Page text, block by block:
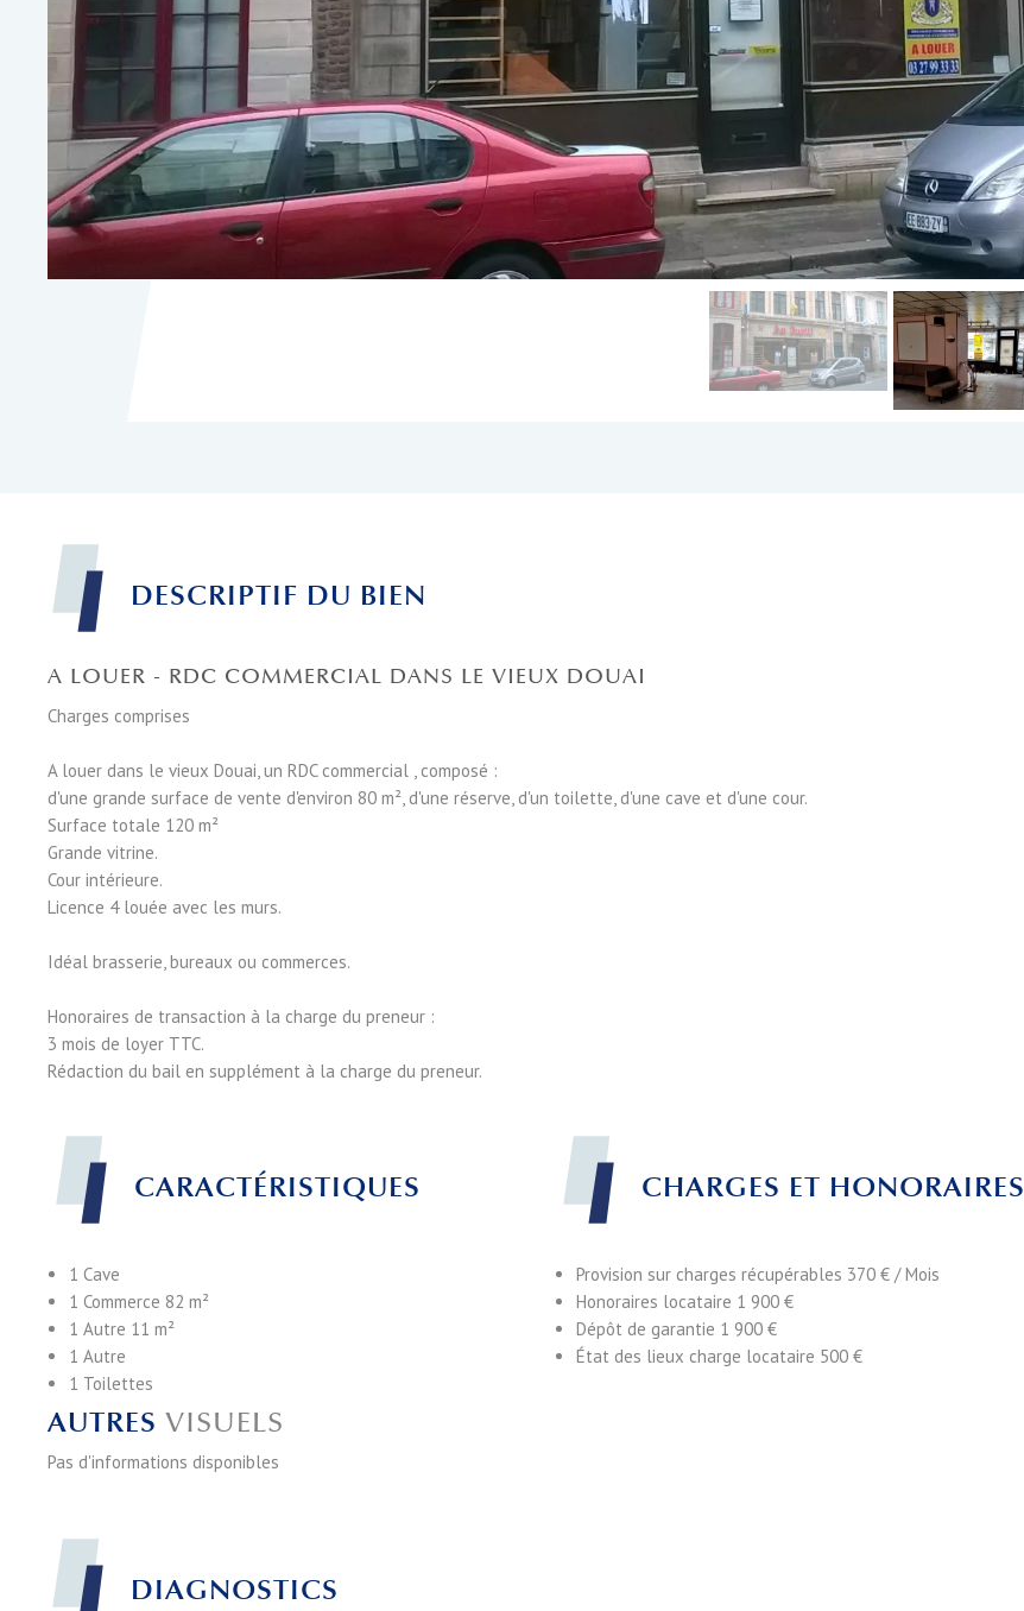
DESCRIPTIF DU BIEN
A LOUER - RDC COMMERCIAL DANS LE VIEUX DOUAI
Charges comprises
A louer dans le vieux Douai, un RDC commercial , composé :
d'une grande surface de vente d'environ 80 m², d'une réserve, d'un toilette, d'une cave et d'une cour.
Surface totale 120 m²
Grande vitrine.
Cour intérieure.
Licence 4 louée avec les murs.
Idéal brasserie, bureaux ou commerces.
Honoraires de transaction à la charge du preneur :
3 mois de loyer TTC.
Rédaction du bail en supplément à la charge du preneur.
CARACTÉRISTIQUES
1 Cave
1 Commerce 82 m²
1 Autre 11 m²
1 Autre
1 Toilettes
CHARGES ET HONORAIRES
Provision sur charges récupérables 370 € / Mois
Honoraires locataire 1 900 €
Dépôt de garantie 1 900 €
État des lieux charge locataire 500 €
AUTRES VISUELS
Pas d'informations disponibles
DIAGNOSTICS